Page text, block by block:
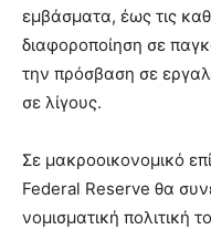
εμβάσματα, έως τις
διαφοροποίηση σε
την πρόσβαση σε
σε λίγους.
Σε μακροοικονομικό
Federal Reserve θα
νομισματική πολιτική